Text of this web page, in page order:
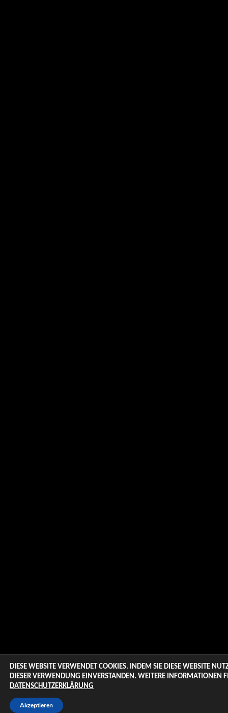
DIESE WEBSITE VERWENDET COOKIES. INDEM SIE DIESE WEBSITE
DIESER VERWENDUNG EINVERSTANDEN. WEITERE INFORMATIONEN
DATENSCHUTZERKLÄRUNG
Akzeptieren